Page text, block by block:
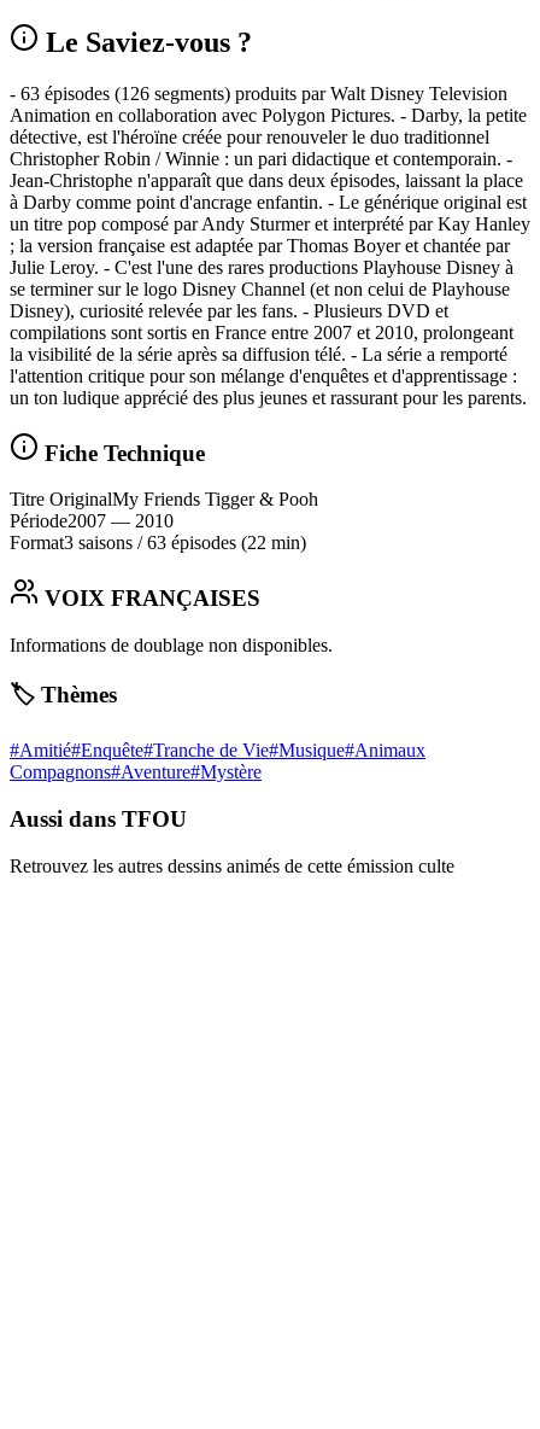
Le Saviez-vous ?
- 63 épisodes (126 segments) produits par Walt Disney Television
Animation en collaboration avec Polygon Pictures. - Darby, la petite
détective, est l'héroïne créée pour renouveler le duo traditionnel
Christopher Robin / Winnie : un pari didactique et contemporain. -
Jean‑Christophe n'apparaît que dans deux épisodes, laissant la place
à Darby comme point d'ancrage enfantin. - Le générique original est
un titre pop composé par Andy Sturmer et interprété par Kay Hanley
; la version française est adaptée par Thomas Boyer et chantée par
Julie Leroy. - C'est l'une des rares productions Playhouse Disney à
se terminer sur le logo Disney Channel (et non celui de Playhouse
Disney), curiosité relevée par les fans. - Plusieurs DVD et
compilations sont sortis en France entre 2007 et 2010, prolongeant
la visibilité de la série après sa diffusion télé. - La série a remporté
l'attention critique pour son mélange d'enquêtes et d'apprentissage :
un ton ludique apprécié des plus jeunes et rassurant pour les parents.
Fiche Technique
Titre OriginalMy Friends Tigger & Pooh
Période2007 — 2010
Format3 saisons /63 épisodes (22 min)
VOIX FRANÇAISES
Informations de doublage non disponibles.
🏷️ Thèmes
#Amitié#Enquête#Tranche de Vie#Musique#Animaux
Compagnons#Aventure#Mystère
Aussi dans TFOU
Retrouvez les autres dessins animés de cette émission culte